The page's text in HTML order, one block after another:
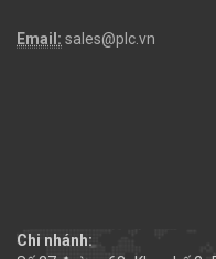
Email: sales@plc.vn
Chi nhánh: